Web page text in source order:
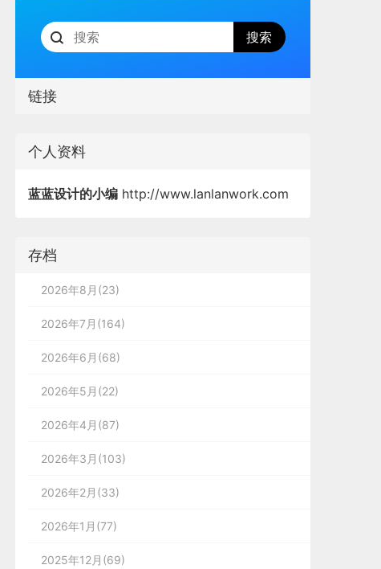
链接
个人资料
蓝蓝设计的小编 http://www.lanlanwork.com
存档
2026年8月(23)
2026年7月(164)
2026年6月(68)
2026年5月(22)
2026年4月(87)
2026年3月(103)
2026年2月(33)
2026年1月(77)
2025年12月(69)